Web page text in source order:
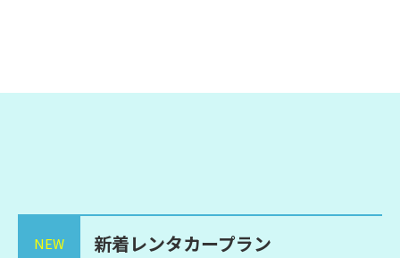
NEW 新着レンタカープラン